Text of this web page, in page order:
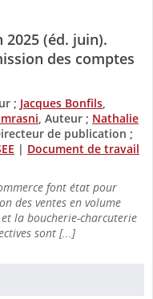
(éd. juin).
des comptes
; Jacques Bonfils
, Auteur ; Nathalie
de publication ;
| Document de travail
font état pour
des ventes en volume
la boucherie-charcuterie
sont [...]